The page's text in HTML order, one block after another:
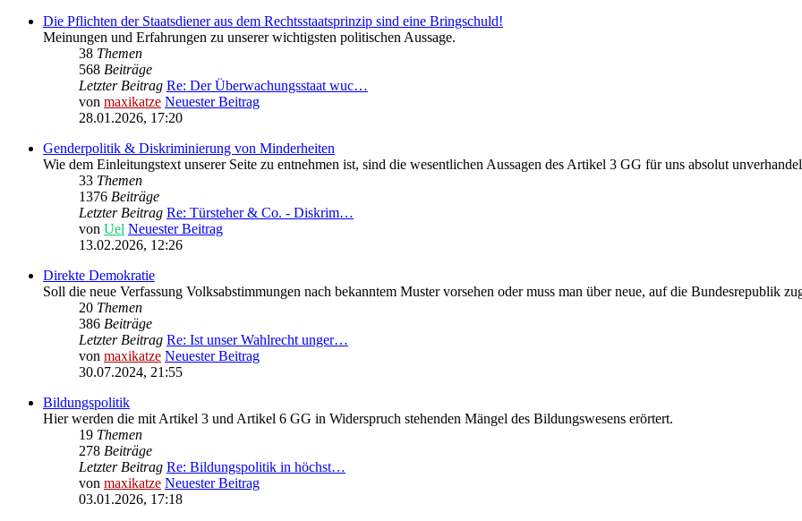
Die Pflichten der Staatsdiener aus dem Rechtsstaatsprinzip sind eine Bringschuld!
Meinungen und Erfahrungen zu unserer wichtigsten politischen Aussage.
38 Themen
568 Beiträge
Letzter Beitrag Re: Der Überwachungsstaat wuc…
von maxikatze Neuester Beitrag
28.01.2026, 17:20
Genderpolitik & Diskriminierung von Minderheiten
Wie dem Einleitungstext unserer Seite zu entnehmen ist, sind die wesentlichen Aussagen des Artikel 3 GG für uns absolut
33 Themen
1376 Beiträge
Letzter Beitrag Re: Türsteher & Co. - Diskrim…
von Uel Neuester Beitrag
13.02.2026, 12:26
Direkte Demokratie
Soll die neue Verfassung Volksabstimmungen nach bekanntem Muster vorsehen oder muss man über neue, auf die Bundesrepublik
20 Themen
386 Beiträge
Letzter Beitrag Re: Ist unser Wahlrecht unger…
von maxikatze Neuester Beitrag
30.07.2024, 21:55
Bildungspolitik
Hier werden die mit Artikel 3 und Artikel 6 GG in Widerspruch stehenden Mängel des Bildungswesens erörtert.
19 Themen
278 Beiträge
Letzter Beitrag Re: Bildungspolitik in höchst…
von maxikatze Neuester Beitrag
03.01.2026, 17:18